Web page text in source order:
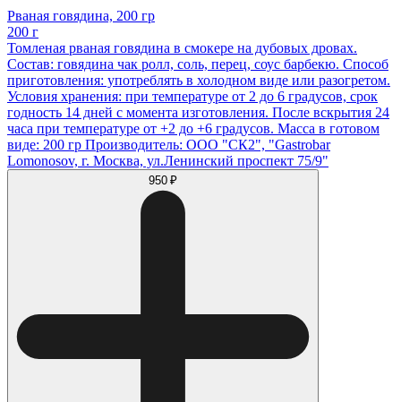
Рваная говядина, 200 гр
200 г
Томленая рваная говядина в смокере на дубовых дровах.
Состав: говядина чак ролл, соль, перец, соус барбекю. Способ
приготовления: употреблять в холодном виде или разогретом.
Условия хранения: при температуре от 2 до 6 градусов, срок
годность 14 дней с момента изготовления. После вскрытия 24
часа при температуре от +2 до +6 градусов. Масса в готовом
виде: 200 гр Производитель: ООО "СК2", "Gastrobar
Lomonosov, г. Москва, ул.Ленинский проспект 75/9"
950 ₽